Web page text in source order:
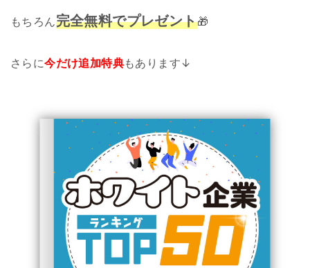
もちろん完全無料でプレゼント🎁
さらに今だけ追加特典もあります↓